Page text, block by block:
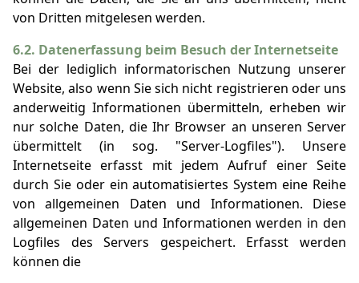
von Dritten mitgelesen werden.
6.2. Datenerfassung beim Besuch der Internetseite
Bei der lediglich informatorischen Nutzung unserer
Website, also wenn Sie sich nicht registrieren oder uns
anderweitig Informationen übermitteln, erheben wir
nur solche Daten, die Ihr Browser an unseren Server
übermittelt (in sog. "Server-Logfiles"). Unsere
Internetseite erfasst mit jedem Aufruf einer Seite
durch Sie oder ein automatisiertes System eine Reihe
von allgemeinen Daten und Informationen. Diese
allgemeinen Daten und Informationen werden in den
Logfiles des Servers gespeichert. Erfasst werden
können die